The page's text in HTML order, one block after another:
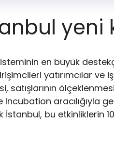
yeni
en büyük
yatırımcılar ve
satışlarının
aracılığıyla
İstanbul, bu etkinliklerin